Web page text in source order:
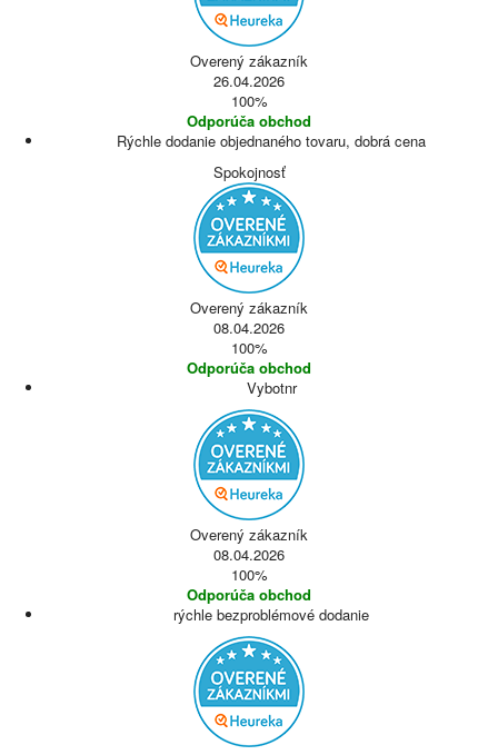
Overený zákazník
26.04.2026
100%
Odporúča obchod
Rýchle dodanie objednaného tovaru, dobrá cena
Spokojnosť
Overený zákazník
08.04.2026
100%
Odporúča obchod
Vybotnr
Overený zákazník
08.04.2026
100%
Odporúča obchod
rýchle bezproblémové dodanie